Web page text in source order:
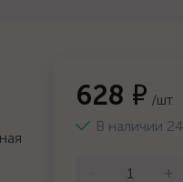
628 ₽ /шт
В наличии 24
+